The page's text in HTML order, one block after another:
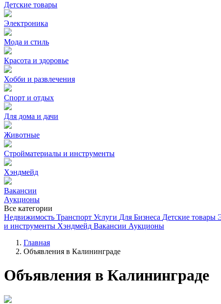
Детские товары
Электроника
Мода и стиль
Красота и здоровье
Хобби и развлечения
Спорт и отдых
Для дома и дачи
Животные
Стройматериалы и инструменты
Хэндмейд
Вакансии
Аукционы
Все категории
Недвижимость Транспорт Услуги Для Бизнеса Детские товары
и инструменты Хэндмейд Вакансии Аукционы
Главная
Объявления в Калининграде
Объявления в Калининграде